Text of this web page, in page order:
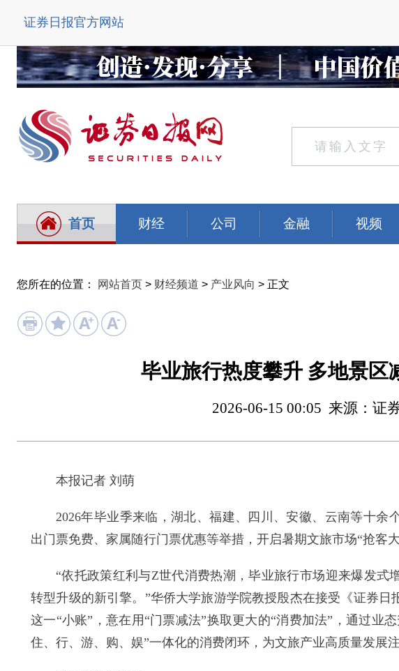
证券日报官方网站
首页 财经 公司 金融 视频
您所在的位置： 网站首页 > 财经频道 > 产业风向 > 正文
毕业旅行热度攀升 多地景区
2026-06-15 00:05 来源：证
本报记者 刘萌
2026年毕业季来临，湖北、福建、四川、安徽、云南等十余
出门票免费、家属随行门票优惠等举措，开启暑期文旅市场“抢客大
“依托政策红利与Z世代消费热潮，毕业旅行市场迎来爆发式
转型升级的新引擎。”华侨大学旅游学院教授殷杰在接受《证券
这一“小账”，意在用“门票减法”换取更大的“消费加法”，通过业
住、行、游、购、娱”一体化的消费闭环，为文旅产业高质量发展注